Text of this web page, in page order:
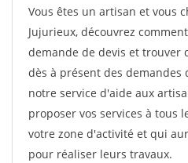
Vous êtes un artisan et vous
Jujurieux, découvrez
demande de devis et trouver
dès à présent des demandes
notre service d'aide aux
proposer vos services à tous
votre zone d'activité et qui
pour réaliser leurs travaux.